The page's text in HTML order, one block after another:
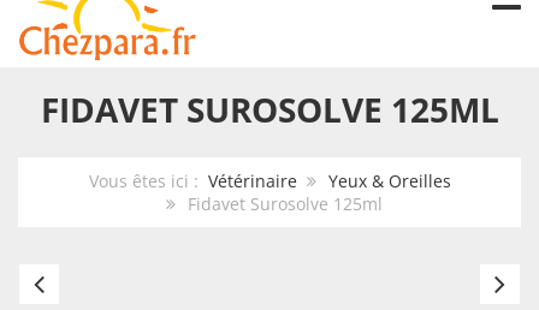
FIDAVET SUROSOLVE 125ML
Vous êtes ici : Vétérinaire
Yeux & Oreilles
Fidavet Surosolve 125ml
Epi-